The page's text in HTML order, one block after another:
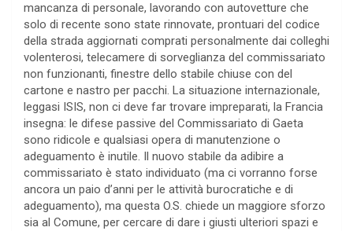
mancanza di personale, lavorando con autovetture che
solo di recente sono state rinnovate, prontuari del codice
della strada aggiornati comprati personalmente dai colleghi
volenterosi, telecamere di sorveglianza del commissariato
non funzionanti, finestre dello stabile chiuse con del
cartone e nastro per pacchi. La situazione internazionale,
leggasi ISIS, non ci deve far trovare impreparati, la Francia
insegna: le difese passive del Commissariato di Gaeta
sono ridicole e qualsiasi opera di manutenzione o
adeguamento è inutile. Il nuovo stabile da adibire a
commissariato è stato individuato (ma ci vorranno forse
ancora un paio d’anni per le attività burocratiche e di
adeguamento), ma questa O.S. chiede un maggiore sforzo
sia al Comune, per cercare di dare i giusti ulteriori spazi e